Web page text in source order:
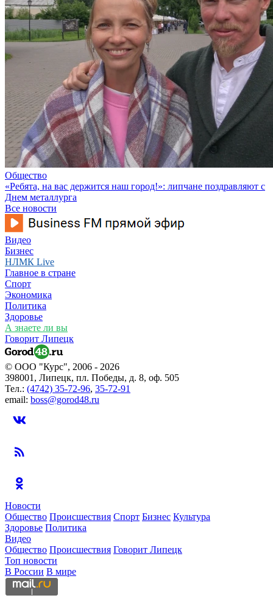
Общество
«Ребята, на вас держится наш город!»: липчане поздравляют с
Днем металлурга
Все новости
Видео
Бизнес
НЛМК Live
Главное в стране
Спорт
Экономика
Политика
Здоровье
А знаете ли вы
Говорит Липецк
© ООО "Курс", 2006 - 2026
398001, Липецк, пл. Победы, д. 8, оф. 505
Тел.: (4742) 35-72-96, 35-72-91
email: boss@gorod48.ru
Новости
Общество Происшествия Спорт Бизнес Культура
Здоровье Политика
Видео
Общество Происшествия Говорит Липецк
Топ новости
В России В мире